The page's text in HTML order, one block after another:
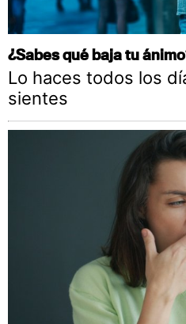
¿Sabes qué baja tu
Lo haces todos los
sientes